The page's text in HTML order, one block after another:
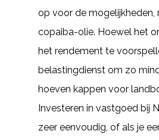
op voor de mogelijkheden,
copaiba-olie. Hoewel het
het rendement te
belastingdienst om zo
hoeven kappen voor
Investeren in vastgoed bij
zeer eenvoudig, of als je